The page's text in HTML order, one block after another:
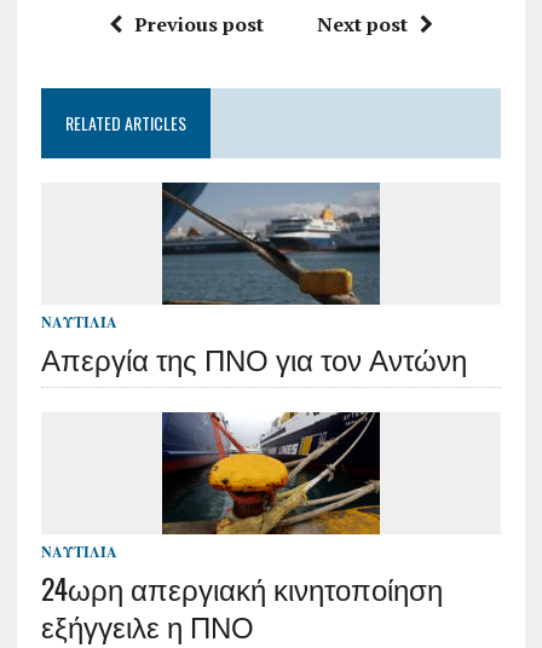
Previous post Next post
RELATED ARTICLES
ΝΑΥΤΙΛΊΑ
Απεργία της ΠΝΟ για τον Αντώνη
ΝΑΥΤΙΛΊΑ
24ωρη απεργιακή κινητοποίηση
εξήγγειλε η ΠΝΟ